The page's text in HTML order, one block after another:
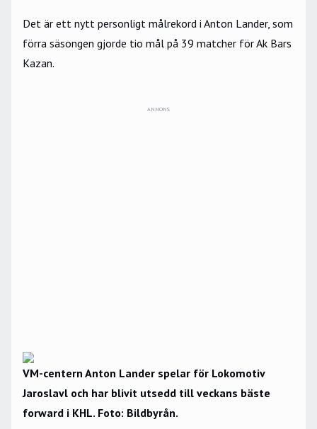
Det är ett nytt personligt målrekord i Anton Lander, som
förra säsongen gjorde tio mål på 39 matcher för Ak Bars
Kazan.
ANNONS
VM-centern Anton Lander spelar för Lokomotiv
Jaroslavl och har blivit utsedd till veckans bäste
forward i KHL. Foto: Bildbyrån.